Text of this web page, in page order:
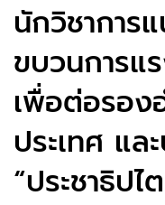
นักวิชาการ
ขบวนการแ
เพื่อต่อรอง
ประเทศ แล
“ประชาธิปไ